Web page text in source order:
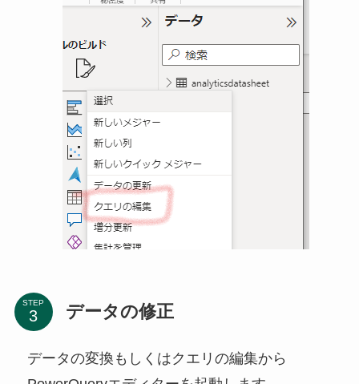
STEP データの修正
データの変換もしくはクエリの編集から